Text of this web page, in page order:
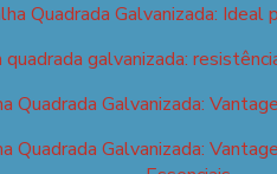
Quadrada Galvanizada: Ideal
quadrada galvanizada:
Quadrada Galvanizada:
Quadrada Galvanizada: